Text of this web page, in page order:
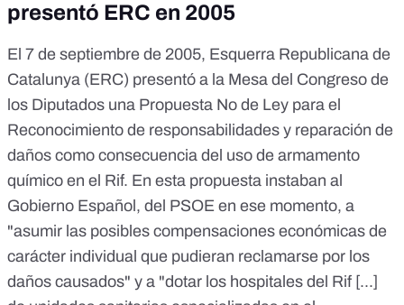
presentó ERC en 2005
El 7 de septiembre de 2005, Esquerra Republicana de
Catalunya (ERC) presentó a la Mesa del Congreso de
los Diputados una Propuesta No de Ley para el
Reconocimiento de responsabilidades y reparación de
daños como consecuencia del uso de armamento
químico en el Rif. En esta propuesta instaban al
Gobierno Español, del PSOE en ese momento, a
"asumir las posibles compensaciones económicas de
carácter individual que pudieran reclamarse por los
daños causados" y a "dotar los hospitales del Rif [...]